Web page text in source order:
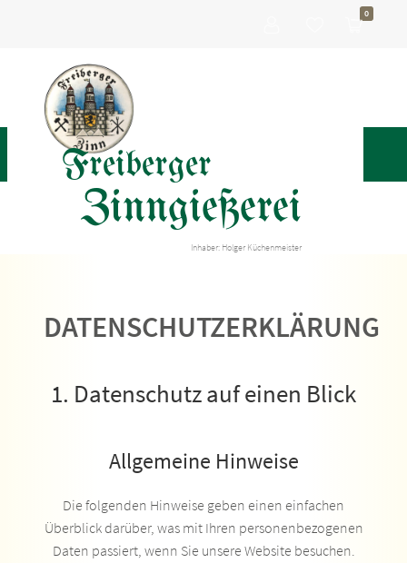
Freiberger
Zinngießerei
Inhaber: Holger Küchenmeister
0
DATENSCHUTZERKLÄRUNG
1. Datenschutz auf einen Blick
Allgemeine Hinweise
Die folgenden Hinweise geben einen einfachen
Überblick darüber, was mit Ihren personenbezogenen
Daten passiert, wenn Sie unsere Website besuchen.